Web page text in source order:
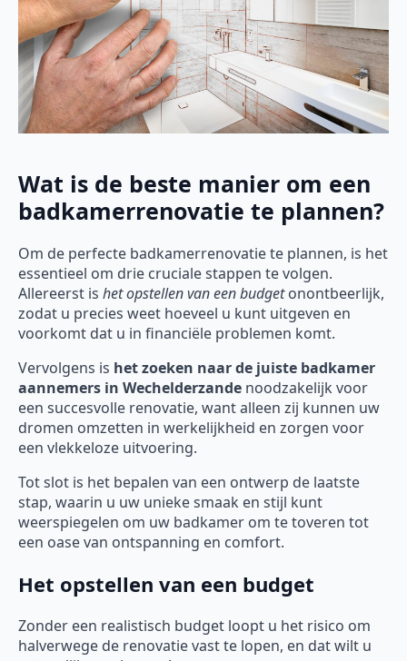
Wat is de beste manier om een
badkamerrenovatie te plannen?
Om de perfecte badkamerrenovatie te plannen, is het
essentieel om drie cruciale stappen te volgen.
Allereerst is het opstellen van een budgetonontbeerlijk,
zodat u precies weet hoeveel u kunt uitgeven en
voorkomt dat u in financiële problemen komt.
Vervolgens is het zoeken naar de juiste badkamer
aannemers in Wechelderzande noodzakelijk voor
een succesvolle renovatie, want alleen zij kunnen uw
dromen omzetten in werkelijkheid en zorgen voor
een vlekkeloze uitvoering.
Tot slot is het bepalen van een ontwerp de laatste
stap, waarin u uw unieke smaak en stijl kunt
weerspiegelen om uw badkamer om te toveren tot
een oase van ontspanning en comfort.
Het opstellen van een budget
Zonder een realistisch budget loopt u het risico om
halverwege de renovatie vast te lopen, en dat wilt u